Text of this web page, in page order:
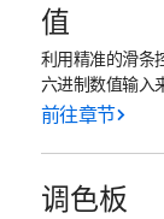
值
利用精准的滑条
六进制数值输入
前往章节
调色板